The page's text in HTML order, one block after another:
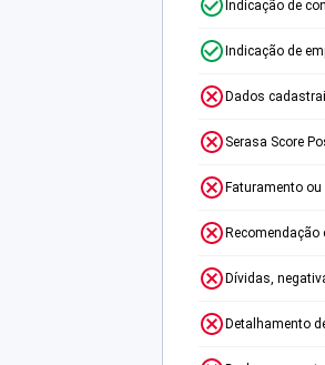
Indicação de
Indicação de
Dados
Serasa Score
Faturamento
Recomendação
Dívidas,
Detalhamento